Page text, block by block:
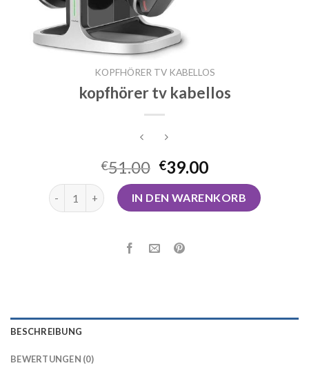
KOPFHÖRER TV KABELLOS
kopfhörer tv kabellos
€51.00 €39.00
kopfhörer tv kabellos MengeIN DEN WARENKORB
BESCHREIBUNG
BEWERTUNGEN (0)